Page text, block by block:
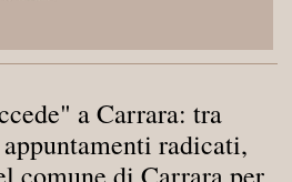
a Carrara: tra
radicati,